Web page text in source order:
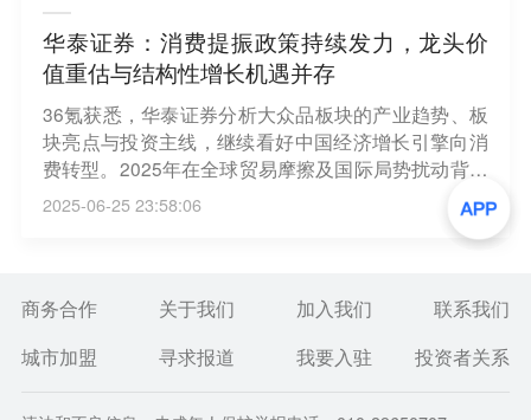
华泰证券：消费提振政策持续发力，龙头价
值重估与结构性增长机遇并存
36氪获悉，华泰证券分析大众品板块的产业趋势、板
块亮点与投资主线，继续看好中国经济增长引擎向消
费转型。2025年在全球贸易摩擦及国际局势扰动背景
下，以内需为导向的消费板块防御性与确定性相对凸
显。宏观层面，2024年至今促消费政策密集出台，社
零增速及消费者信心指数U型复苏，下半年政策面有
库存去化，并通过品类拓展、渠道创新及效率提升驱
重估与结构性增长机遇并存。
2025-06-25 23:58:06
商务合作 关于我们 加入我们
联系我们
城市加盟
寻求报道 我要入驻 投资者关系